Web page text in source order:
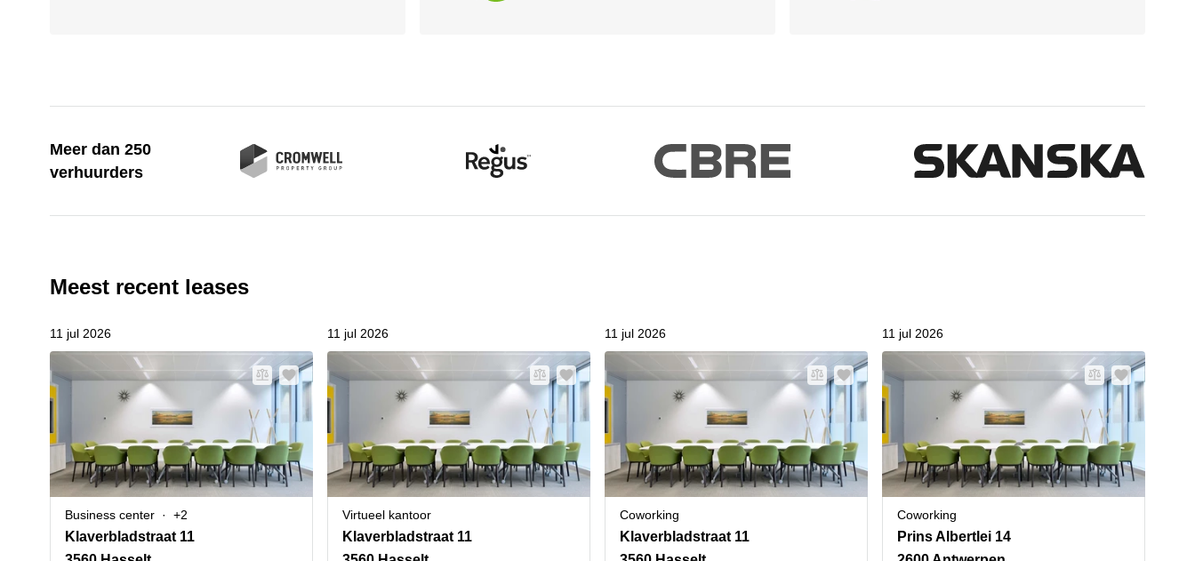
Meer dan 250
verhuurders
Meest recent leases
11 jul 2026
Business center +2
Klaverbladstraat 11
11 jul 2026
Virtueel kantoor
Klaverbladstraat 11
11 jul 2026
Coworking
Klaverbladstraat 11
11 jul 2026
Coworking
Prins Albertlei 14